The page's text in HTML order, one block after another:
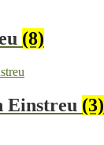
(8)
Einstreu (3)